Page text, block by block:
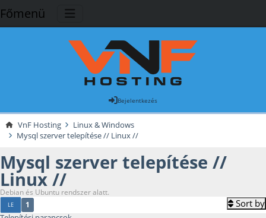
Főmenü
Bejelentkezés
VnF Hosting
Linux & Windows
Mysql szerver telepítése // Linux //
Mysql szerver telepítése //
Linux //
Debian és Ubuntu rendszer alatt.
LE 1 Sort by